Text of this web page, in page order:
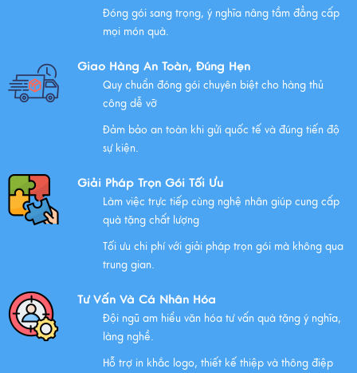
Xem thêm
Chúc mừng chị Nguyễn Thị Nhựt Phượng - giám đốc
Xem thêm
Chính Sách Quyền Riêng Tư Tại Mỹ Nghệ Việt
NHỮNG ĐẶC ĐIỂM CỦA HÀNG THỦ CÔNG MỸ NGHỆ
Đóng gói sang trọng, ý nghĩa nâng tầm đẳng cấp
mọi món quà.
Giao Hàng An Toàn, Đúng Hẹn
Quy chuẩn đóng gói chuyên biệt cho hàng thủ
công dễ vỡ
Đảm bảo an toàn khi gửi quốc tế và đúng tiến độ
sự kiện.
Giải Pháp Trọn Gói Tối Ưu
Làm việc trực tiếp cùng nghệ nhân giúp cung cấp
quà tặng chất lượng
Tối ưu chi phí với giải pháp trọn gói mà không qua
trung gian.
Tư Vấn Và Cá Nhân Hóa
Đội ngũ am hiểu văn hóa tư vấn quà tặng ý nghĩa,
làng nghề.
Hỗ trợ in khắc logo, thiết kế thiệp và thông điệp